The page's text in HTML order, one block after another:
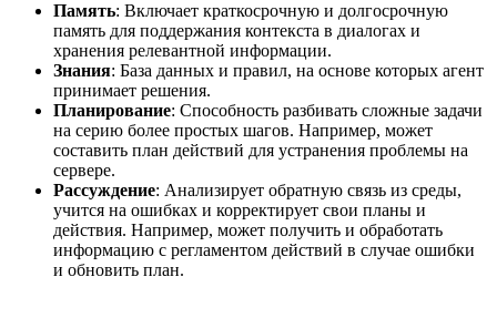
Память: Включает краткосрочную и долгосрочную
память для поддержания контекста в диалогах и
хранения релевантной информации.
Знания: База данных и правил, на основе которых агент
принимает решения.
Планирование: Способность разбивать сложные задачи
на серию более простых шагов. Например, может
составить план действий для устранения проблемы на
сервере.
Рассуждение: Анализирует обратную связь из среды,
учится на ошибках и корректирует свои планы и
действия. Например, может получить и обработать
информацию с регламентом действий в случае ошибки
и обновить план.